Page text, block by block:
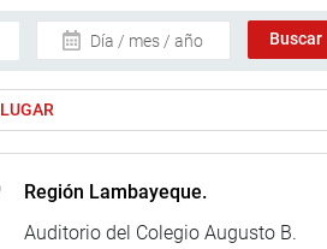
Día / mes / año
LUGAR
Región Lambayeque.
Auditorio del Colegio Augusto B.